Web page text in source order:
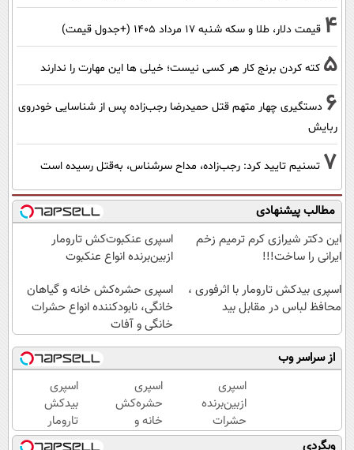
4 قیمت دلار، طلا و سکه شنبه ۱۷ مرداد ۱۴۰۵ (+جدول قیمت)
5 کته کردن برنج کار هر کسی نیست؛ خیلی ها این مهارت را ندارند
6 دستگیری چهار متهم قتل حمیدرضا رجب‌زاده پس از شناسایی خودروی
ربایش
7 تسنیم تایید کرد: رجب‌زاده، مداح سرشناس، به‌قتل رسیده است
مطالب پیشنهادی
این دکتر شیرازی کرم ترمیم زخم
ایرانی را ساخت!!!
اسپری عنکبوت‌‌کش تارومار
ازبین‌برنده انواع عنکبوت
اسپری بیدکش تارومار با اثرفوری ،
محافظ لباس در مقابل بید
اسپری حشره‌کش خانه و گیاهان
خانگی، نابودکننده انواع حشرات
خانگی و آفات
از سراسر وب
اسپری
ازبین‌برنده
حشرات
رختخواب،
اسپری
حشره‌کش
خانه و
گیاهان
اسپری
بیدکش
تارومار
با
وبگردی